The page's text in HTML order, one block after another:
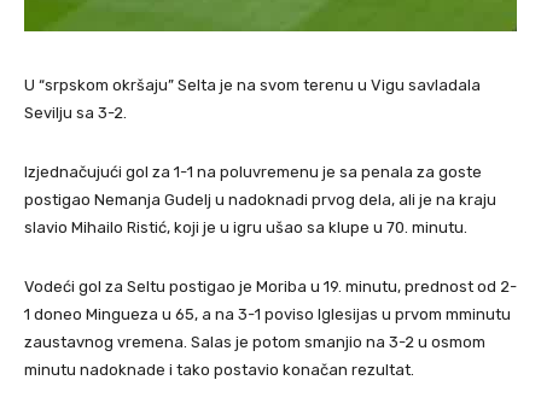
U “srpskom okršaju” Selta je na svom terenu u Vigu savladala
Sevilju sa 3-2.
Izjednačujući gol za 1-1 na poluvremenu je sa penala za goste
postigao Nemanja Gudelj u nadoknadi prvog dela, ali je na kraju
slavio Mihailo Ristić, koji je u igru ušao sa klupe u 70. minutu.
Vodeći gol za Seltu postigao je Moriba u 19. minutu, prednost od 2-
1 doneo Mingueza u 65, a na 3-1 poviso Iglesijas u prvom mminutu
zaustavnog vremena. Salas je potom smanjio na 3-2 u osmom
minutu nadoknade i tako postavio konačan rezultat.